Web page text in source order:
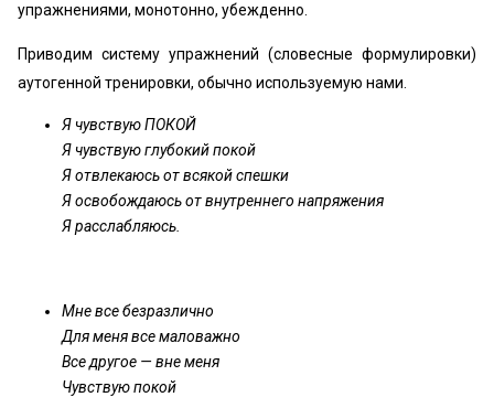
упражнениями, монотонно, убежденно.
Приводим систему упражнений (словесные формулировки)
аутогенной тренировки, обычно используемую нами.
Я чувствую ПОКОЙ
Я чувствую глубокий покой
Я отвлекаюсь от всякой спешки
Я освобождаюсь от внутреннего напряжения
Я расслабляюсь.
Мне все безразлично
Для меня все маловажно
Все другое — вне меня
Чувствую покой